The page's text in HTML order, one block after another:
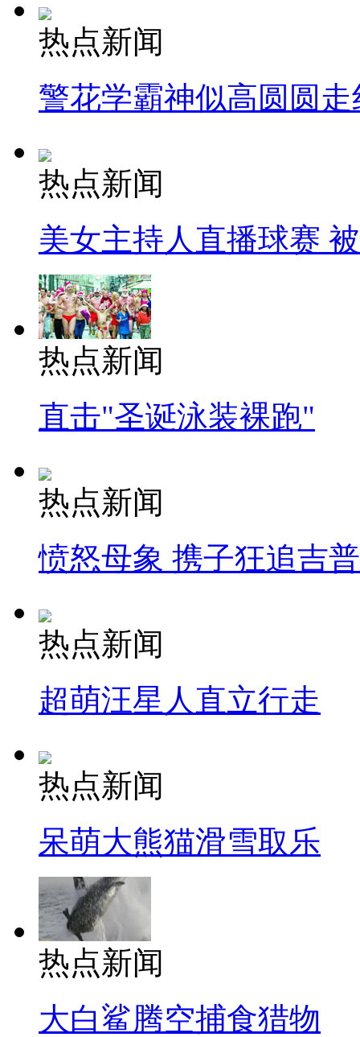
热点新闻
警花学霸神似高圆圆走
热点新闻
美女主持人直播球赛
热点新闻
直击"圣诞泳装裸跑"
热点新闻
愤怒母象 携子狂追吉
热点新闻
超萌汪星人直立行走
热点新闻
呆萌大熊猫滑雪取乐
热点新闻
大白鲨腾空捕食猎物